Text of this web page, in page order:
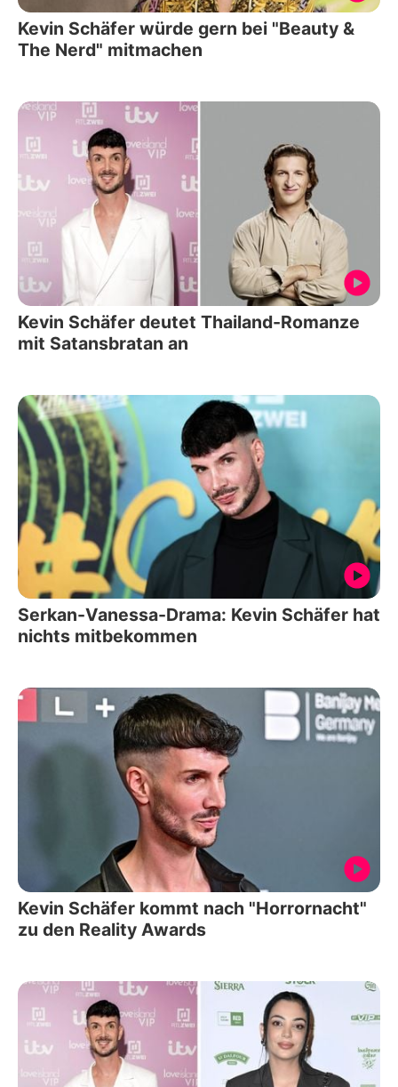
Kevin Schäfer würde gern bei "Beauty &
The Nerd" mitmachen
Kevin Schäfer deutet Thailand-Romanze
mit Satansbratan an
Serkan-Vanessa-Drama: Kevin Schäfer hat
nichts mitbekommen
Kevin Schäfer kommt nach "Horrornacht"
zu den Reality Awards